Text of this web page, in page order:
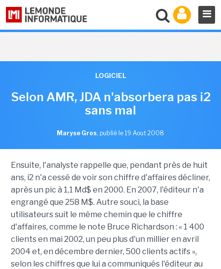
LOGICIEL
Selon AMR, JDA n'absorbera pas i2
sans mal
Maryse Gros, publié le 19 Aout 2008
Ensuite, l'analyste rappelle que, pendant près de huit
ans, i2 n'a cessé de voir son chiffre d'affaires décliner,
après un pic à 1,1 Md$ en 2000. En 2007, l'éditeur n'a
engrangé que 258 M$. Autre souci, la base
utilisateurs suit le même chemin que le chiffre
d'affaires, comme le note Bruce Richardson : « 1 400
clients en mai 2002, un peu plus d'un millier en avril
2004 et, en décembre dernier, 500 clients actifs »,
selon les chiffres que lui a communiqués l'éditeur au